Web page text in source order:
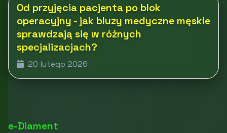
Od przyjęcia pacjenta po blok
operacyjny - jak bluzy medyczne męskie
sprawdzają się w różnych
specjalizacjach?
20 lutego 2026
e-Diament